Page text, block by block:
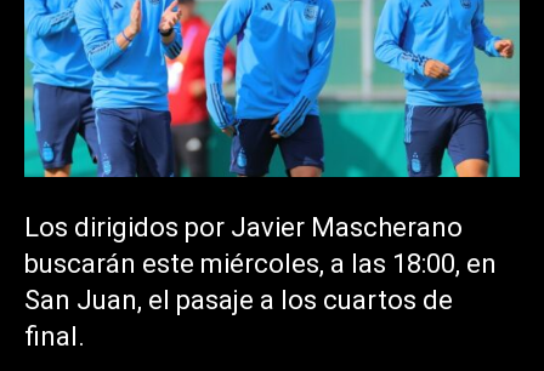
Los dirigidos por Javier Mascherano
buscarán este miércoles, a las 18:00, en
San Juan, el pasaje a los cuartos de
final.